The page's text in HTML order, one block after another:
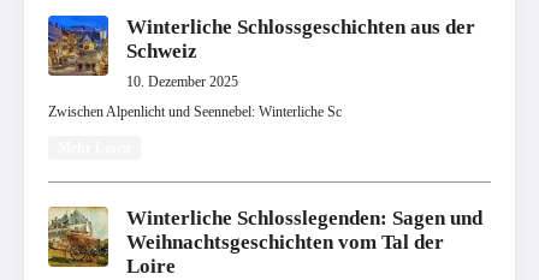
Winterliche Schlossgeschichten aus der
Schweiz
10. Dezember 2025
Zwischen Alpenlicht und Seennebel: Winterliche Sc
Winterliche Schlosslegenden: Sagen und
Weihnachtsgeschichten vom Tal der
Loire